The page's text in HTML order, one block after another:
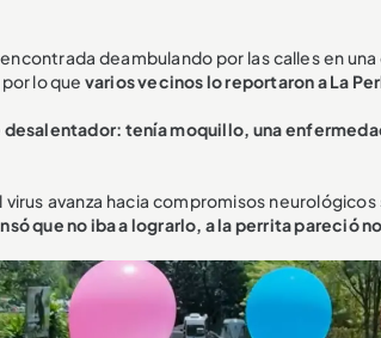
deambulando por las calles en
lo que varios vecinos lo reportaron a La
tenía moquillo, una
avanza hacia compromisos
que no iba a lograrlo, a la perrita pareció